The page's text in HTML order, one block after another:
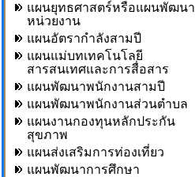
แผนยุทธศาสตร์หรือแผนพัฒนา
หน่วยงาน
แผนอัตรากำลังสามปี
แผนแม่บทเทคโนโลยี
สารสนเทศและการสื่อสาร
แผนพัฒนาพนักงานสามปี
แผนพัฒนาพนักงานส่วนตำบล
แผนงานกองทุนหลักประกัน
สุขภาพ
แผนส่งเสริมการท่องเที่ยว
แผนพัฒนาการศึกษา